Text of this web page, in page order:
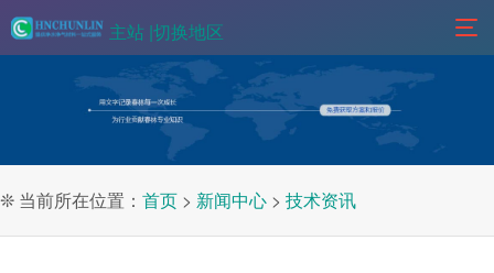
主站 |切换地区
❊ 当前所在位置： 首页 > 新闻中心 > 技术资讯